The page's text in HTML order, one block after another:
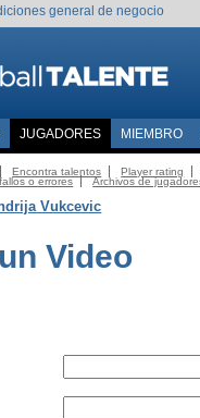
general de negocio
JUGADORES MIEMBRO
Encontra talentos Player rating
o errores Archivos de
Vukcevic
Video